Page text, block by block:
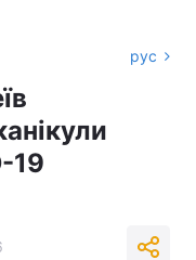
рус
19